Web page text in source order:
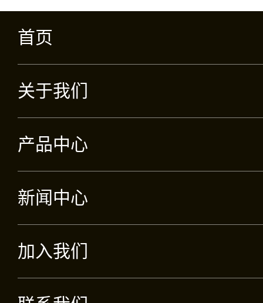
首页
关于我们
产品中心
新闻中心
加入我们